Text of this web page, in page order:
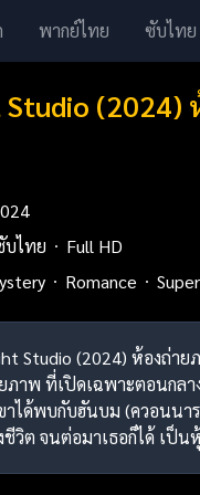
พากย์ไทย ซับไทย
Studio
บไทย
Full HD
Romance
Studio (2024) ห้องถ่
ภาพ ที่เปิดเฉพาะตอนกล
ได้พบกับฮันบม (ควอนนา
วิต จนต่อมาเธอก็ได้ เป็น